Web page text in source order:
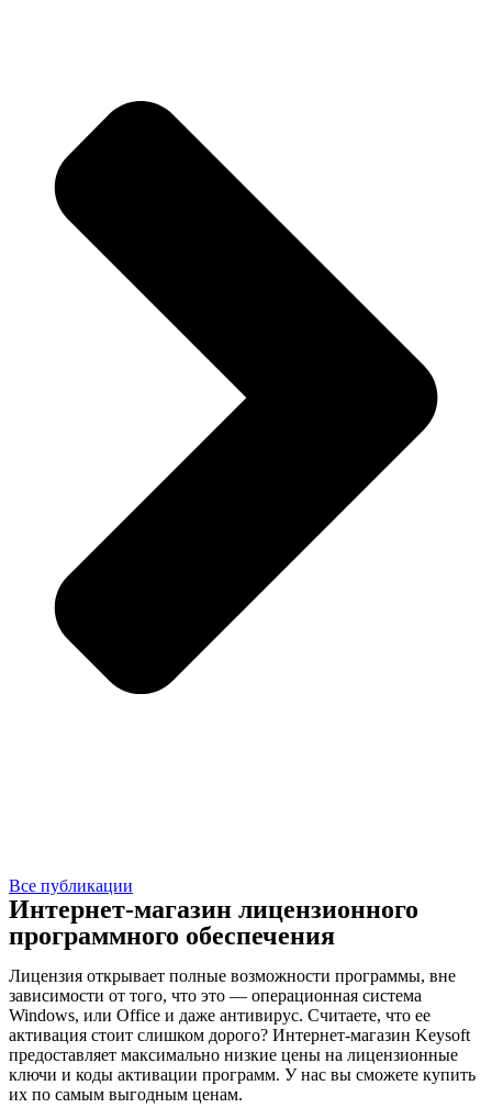
Все публикации
Интернет-магазин лицензионного
программного обеспечения
Лицензия открывает полные возможности программы, вне
зависимости от того, что это — операционная система
Windows, или Office и даже антивирус. Считаете, что ее
активация стоит слишком дорого? Интернет-магазин Keysoft
предоставляет максимально низкие цены на лицензионные
ключи и коды активации программ. У нас вы сможете купить
их по самым выгодным ценам.